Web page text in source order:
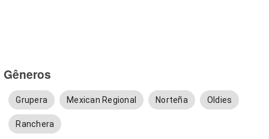
Gêneros
Grupera Mexican Regional Norteña Oldies
Ranchera